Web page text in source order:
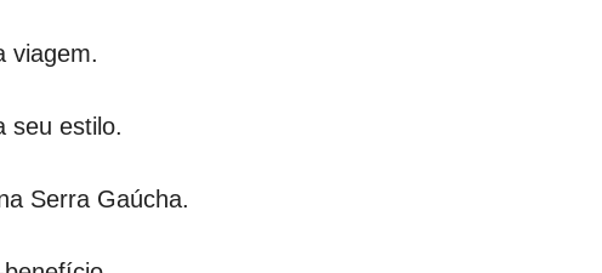
viagem.
seu estilo.
Serra Gaúcha.